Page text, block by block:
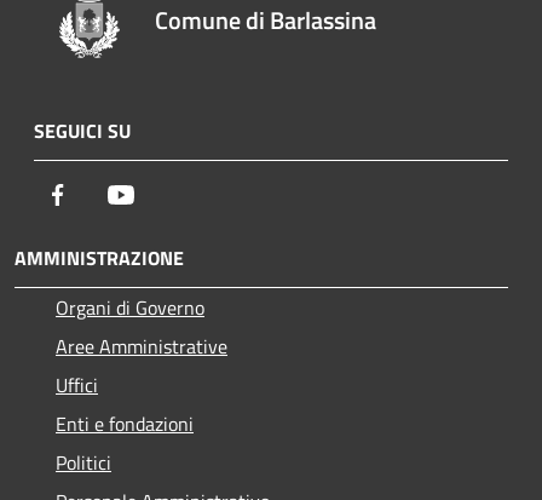
Comune di Barlassina
SEGUICI SU
Facebook
AMMINISTRAZIONE
Organi di Governo
Aree Amministrative
Uffici
Enti e fondazioni
Politici